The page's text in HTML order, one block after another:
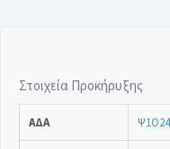
Στοιχεία Προκήρυξης
ΑΔΑ